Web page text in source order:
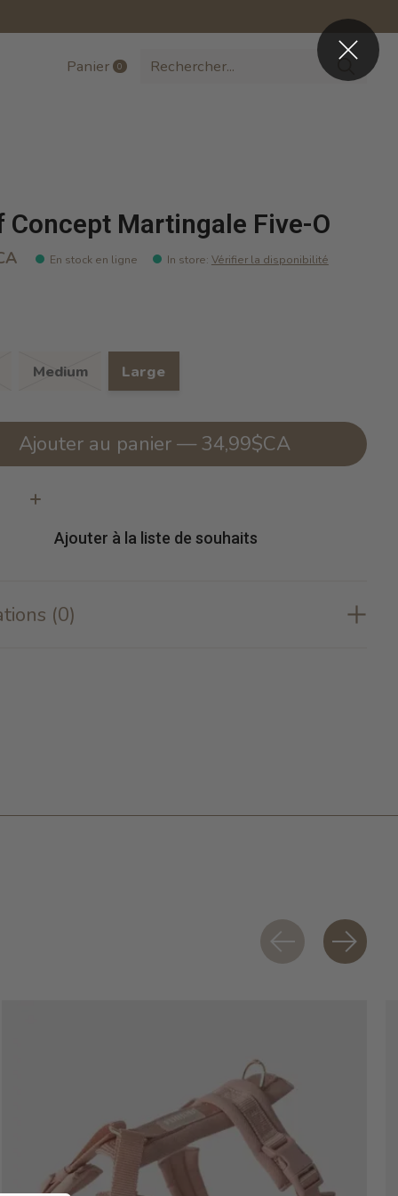
Panier 0items
Concept Martingale Five-O
En stock en ligne In store: Vérifier la disponibilité
Medium Large
Ajouter au panier — 34,99$CA
Ajouter à la liste de souhaits
(0)